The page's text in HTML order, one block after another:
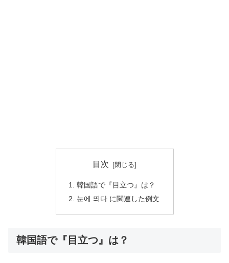
目次
韓国語で『目立つ』は？
눈에 띄다 に関連した例文
韓国語で『目立つ』は？